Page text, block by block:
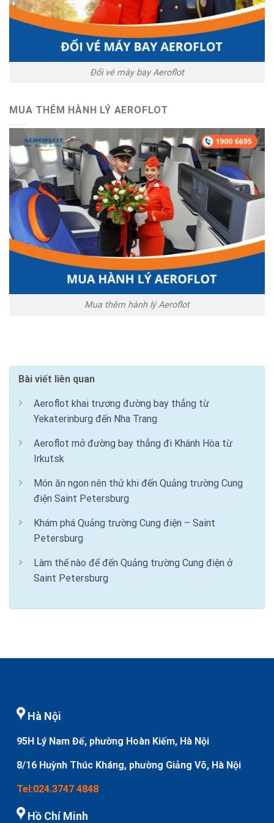
Đổi vé máy bay Aeroflot
MUA THÊM HÀNH LÝ AEROFLOT
Mua thêm hành lý Aeroflot
Bài viết liên quan
Aeroflot khai trương đường bay thẳng từ
Yekaterinburg đến Nha Trang
Aeroflot mở đường bay thẳng đi Khánh Hòa từ
Irkutsk
Món ăn ngon nên thử khi đến Quảng trường Cung
điện Saint Petersburg
Khám phá Quảng trường Cung điện – Saint
Petersburg
Làm thế nào để đến Quảng trường Cung điện ở
Saint Petersburg
Hà Nội
95H Lý Nam Đế, phường Hoàn Kiếm, Hà Nội
8/16 Huỳnh Thúc Kháng, phường Giảng Võ, Hà Nội
Tel:024.3747 4848
Hồ Chí Minh